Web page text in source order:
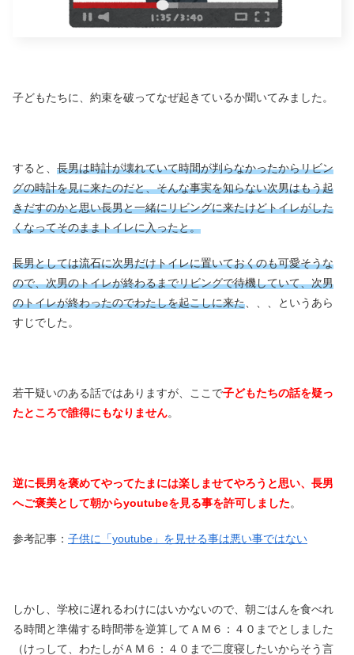
子どもたちに、約束を破ってなぜ起きているか聞いてみました。
すると、 長男は時計が壊れていて時間が判らなかったからリビン
グの時計を見に来たのだと、そんな事実を知らない次男はもう起
きだすのかと思い長男と一緒にリビングに来たけどトイレがした
くなってそのままトイレに入ったと。
長男としては流石に次男だけトイレに置いておくのも可愛そうな
ので、次男のトイレが終わるまでリビングで待機していて、次男
のトイレが終わったのでわたしを起こしに来た 、、、というあら
すじでした。
若干疑いのある話ではありますが、ここで子どもたちの話を疑っ
たところで誰得にもなりません。
逆に長男を褒めてやってたまには楽しませてやろうと思い、長男
へご褒美として朝からyoutubeを見る事を許可しました。
参考記事： 子供に「youtube」を見せる事は悪い事ではない
しかし、学校に遅れるわけにはいかないので、朝ごはんを食べれ
る時間と準備する時間帯を逆算してＡＭ６：４０までとしました
（けっして、わたしがＡＭ６：４０まで二度寝したいからそう言